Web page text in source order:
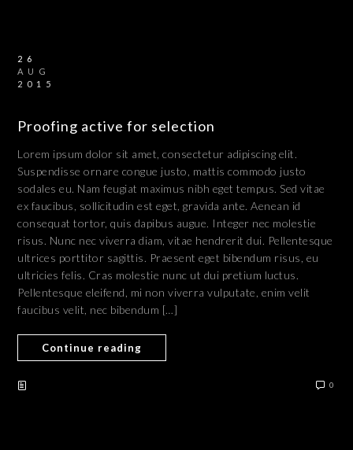
26
AUG
2015
Proofing active for selection
Lorem ipsum dolor sit amet, consectetur adipiscing elit.
Suspendisse ornare congue justo, mattis commodo justo
sodales eu. Nam feugiat maximus nibh eget tempus. Sed vitae
ex faucibus, sollicitudin est eget, gravida ante. Aenean id
consequat tortor, quis dapibus augue. Integer nec molestie
risus. Nunc nec viverra diam, vitae hendrerit dui. Pellentesque
ultrices porttitor sagittis. Praesent eget bibendum risus, eu
ultricies felis. Cras molestie nunc ut dui pretium luctus.
Pellentesque eleifend, mi non viverra vulputate, enim velit
faucibus velit, nec bibendum […]
Continue reading
0